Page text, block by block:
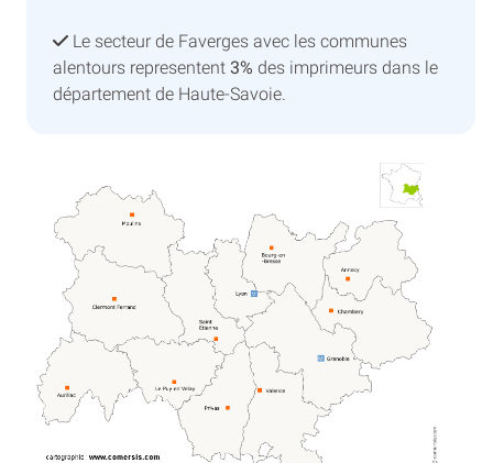
Le secteur de Faverges avec les communes
alentours representent 3% des imprimeurs dans le
département de Haute-Savoie.